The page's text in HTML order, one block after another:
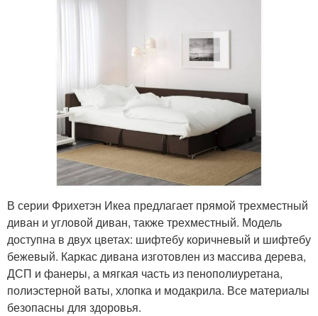
В серии Фрихетэн Икеа предлагает прямой трехместный
диван и угловой диван, также трехместный. Модель
доступна в двух цветах: шифтебу коричневый и шифтебу
бежевый. Каркас дивана изготовлен из массива дерева,
ДСП и фанеры, а мягкая часть из пенополиуретана,
полиэстерной ваты, хлопка и модакрила. Все материалы
безопасны для здоровья.